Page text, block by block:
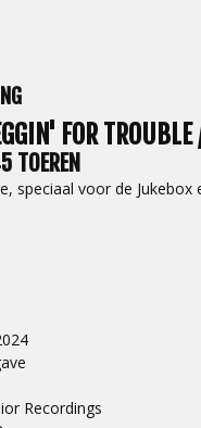
FOR
TOEREN
speciaal voor de Jukebox
Recordings